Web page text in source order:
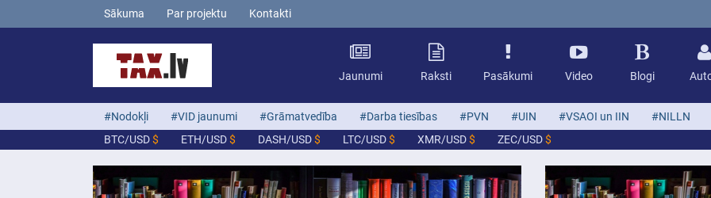
Sākuma Par projektu Kontakti
Jaunumi Raksti Pasākumi Video Blogi
#Nodokļi #VID jaunumi #Grāmatvedība #Darba tiesības #PVN #UIN #VSAOI un IIN
#NILLN
BTC/USD$ ETH/USD$ DASH/USD$ LTC/USD$ XMR/USD$ ZEC/USD$